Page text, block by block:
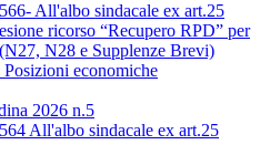
All'albo sindacale ex art.25
ricorso “Recupero RPD” per
N28 e Supplenze Brevi)
economiche
2026 n.5
All'albo sindacale ex art.25